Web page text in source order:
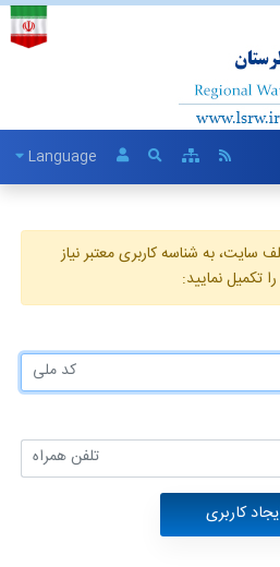
Language
سایت، به شناسه کاربری معتبر نیاز
تکمیل نمایید: